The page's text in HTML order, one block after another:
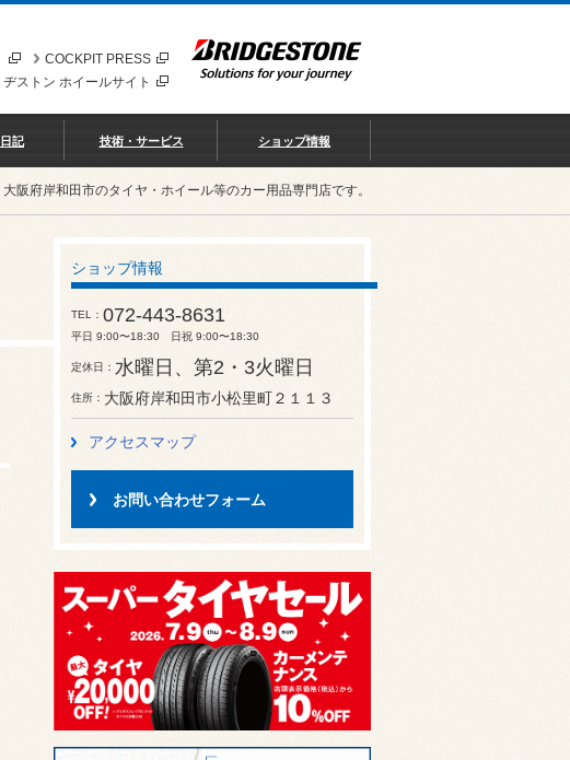
COCKPIT PRESS
ヂストン ホイールサイト
記 技術・サービス ショップ情報
阪府岸和田市のタイヤ・ホイール等のカー用品専門店です。
ショップ情報
TEL 072-443-8631
平日 9:00〜18:30 日祝 9:00〜18:30
定休日 水曜日、第2・3火曜日
住所 大阪府岸和田市小松里町２１１３
アクセスマップ
お問い合わせフォーム